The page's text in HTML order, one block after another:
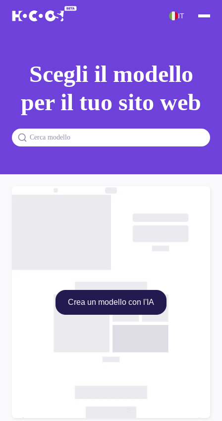
IT
Scegli il modello
per il tuo sito web
Crea un modello con l'IA